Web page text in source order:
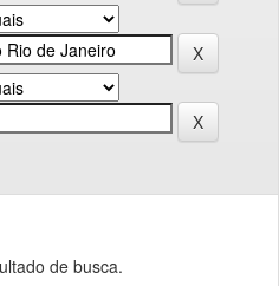
de busca.